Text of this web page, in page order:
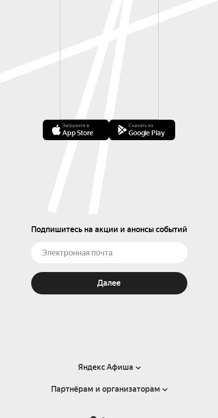
Загрузите в
App Store
Скачать из
Google Play
Подпишитесь на акции и анонсы событий
Далее
Яндекс Афиша
Справка
Партнёрам и организаторам